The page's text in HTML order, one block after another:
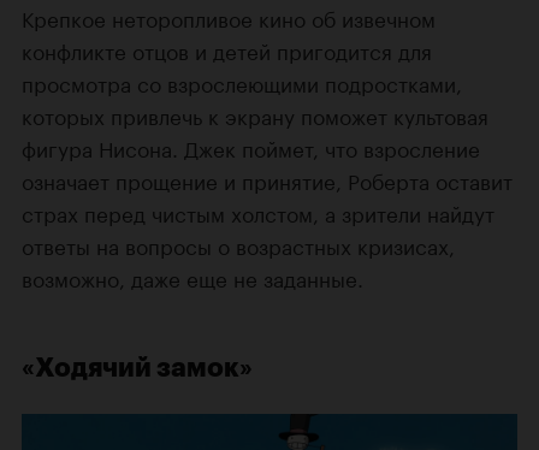
Крепкое неторопливое кино об извечном
конфликте отцов и детей пригодится для
просмотра со взрослеющими подростками,
которых привлечь к экрану поможет культовая
фигура Нисона. Джек поймет, что взросление
означает прощение и принятие, Роберта оставит
страх перед чистым холстом, а зрители найдут
ответы на вопросы о возрастных кризисах,
возможно, даже еще не заданные.
«Ходячий замок»